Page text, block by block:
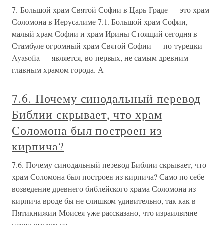
7. Большой храм Святой Софии в Царь-Граде — это храм
Соломона в Иерусалиме 7.1. Большой храм Софии,
малый храм Софии и храм Ирины Стоящий сегодня в
Стамбуле огромный храм Святой Софии — по-турецки
Ayasofia — является, во-первых, не самым древним
главным храмом города. А
7.6. Почему синодальный перевод
Библии скрывает, что храм
Соломона был построен из
кирпича?
7.6. Почему синодальный перевод Библии скрывает, что
храм Соломона был построен из кирпича? Само по себе
возведение древнего библейского храма Соломона из
кирпича вроде бы не слишком удивительно, так как в
Пятикнижии Моисея уже рассказано, что израильтяне